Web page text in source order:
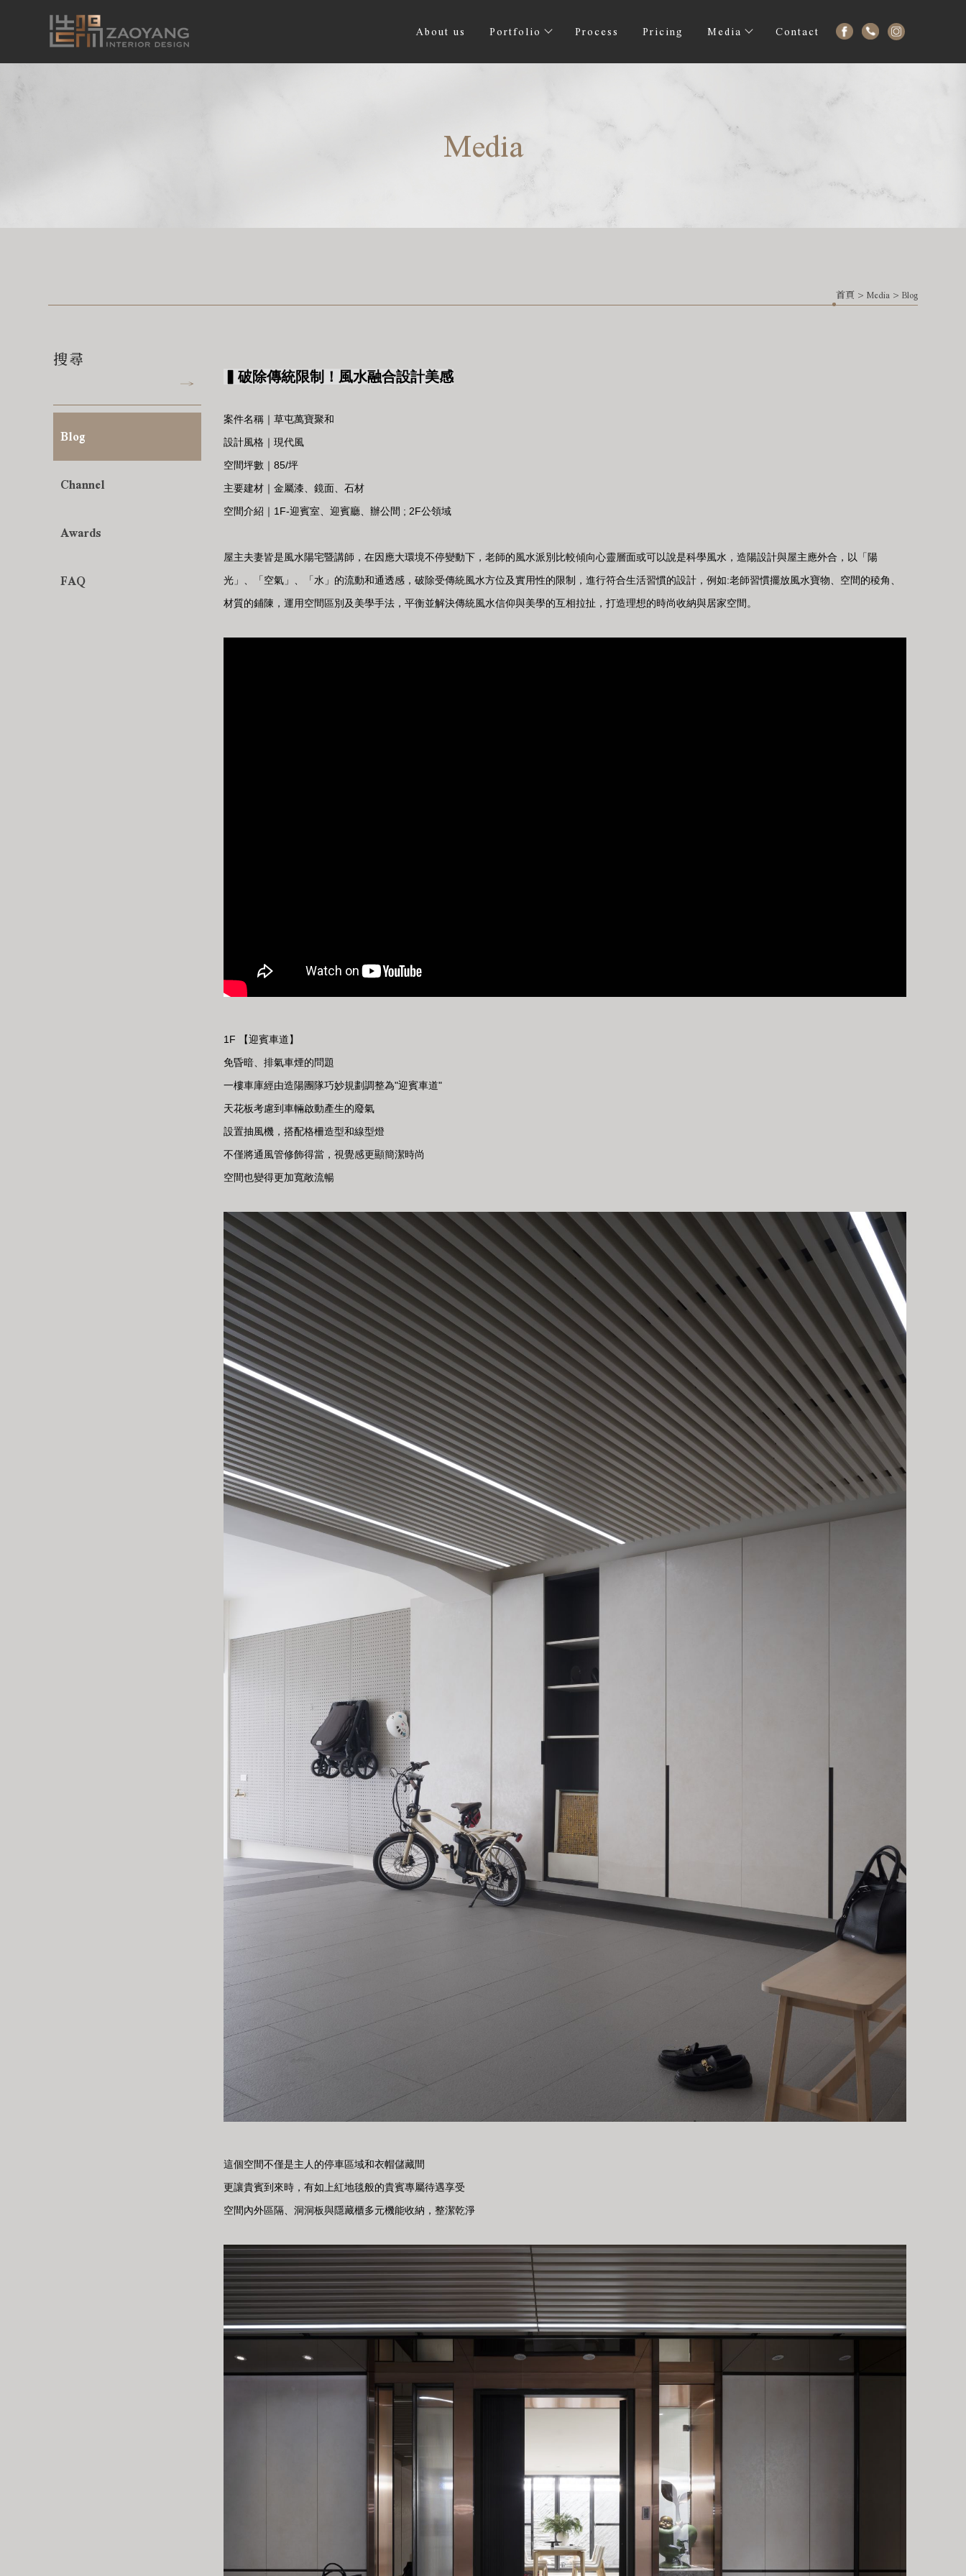
About us Portfolio Process Pricing Media Contact
Media
首頁>Media>Blog
搜尋
Blog
Channel
Awards
FAQ
▍破除傳統限制！風水融合設計美感
案件名稱｜草屯萬寶聚和
設計風格｜現代風
空間坪數｜85/坪
主要建材｜金屬漆、鏡面、石材
空間介紹｜1F-迎賓室、迎賓廳、辦公間 ; 2F公領域
屋主夫妻皆是風水陽宅暨講師，在因應大環境不停變動下，老師的風水派別比較傾向心靈層面或可以說是科學風水，造陽設計與屋主應外合，以「陽
光」、「空氣」、「水」的流動和通透感，破除受傳統風水方位及實用性的限制，進行符合生活習慣的設計，例如:老師習慣擺放風水寶物、空間的稜角、
材質的鋪陳，運用空間區別及美學手法，平衡並解決傳統風水信仰與美學的互相拉扯，打造理想的時尚收納與居家空間。
1F 【迎賓車道】
免昏暗、排氣車煙的問題
一樓車庫經由造陽團隊巧妙規劃調整為"迎賓車道"
天花板考慮到車輛啟動產生的廢氣
設置抽風機，搭配格柵造型和線型燈
不僅將通風管修飾得當，視覺感更顯簡潔時尚
空間也變得更加寬敞流暢
這個空間不僅是主人的停車區域和衣帽儲藏間
更讓貴賓到來時，有如上紅地毯般的貴賓專屬待遇享受
空間內外區隔、洞洞板與隱藏櫃多元機能收納，整潔乾淨